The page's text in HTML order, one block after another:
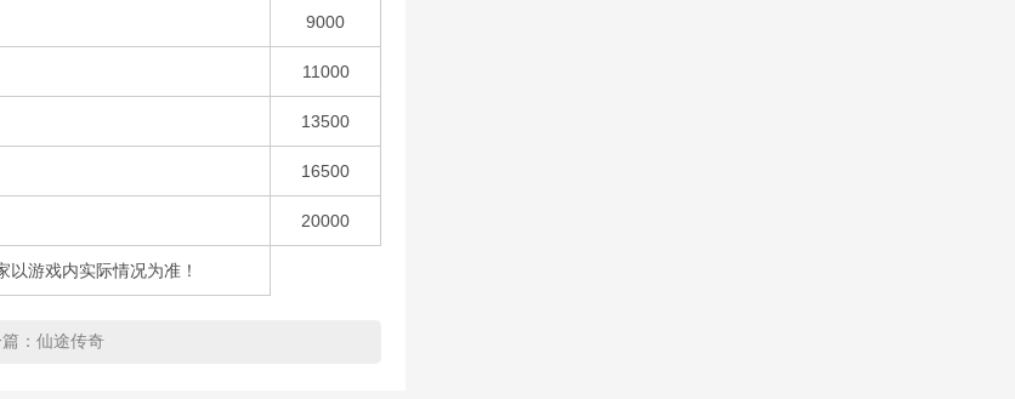
9000
11000
13500
16500
20000
游戏内实际情况为准！
： 仙途传奇